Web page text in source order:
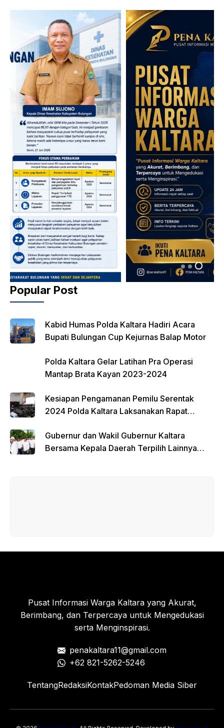
o
o
k
Popular Post
Kabid Humas Polda Kaltara Hadiri Acara
Bupati Bulungan Cup Kejurnas Balap Motor
Polda Kaltara Gelar Latihan Pra Operasi
Mantap Brata Kayan 2023-2024
Kesiapan Pengamanan Pemilu Serentak
2024 Polda Kaltara Laksanakan Rapat
Gubernur dan Wakil Gubernur Kaltara
Bersama Kepala Daerah Terpilih Lainnya
Pusat Informasi Warga Kaltara yang Akurat,
Berimbang, dan Terpercaya untuk Mengedukasi
serta Menginspirasi.
penakaltara11@gmail.com
+62 821-5262-5246
TentangRedaksiKontakPedoman Media Siber